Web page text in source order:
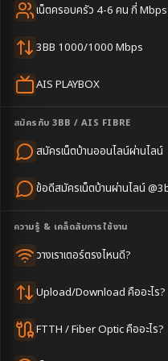
เน็ตครอบครัว 4-6 คน กี่
3BB 1000/1000 Mbps
AIS PLAYBOX
สมัครกับ 3BB / AIS FIBRE
สมัครเน็ตบ้านออนไลน์ผ่านไลน์
ข้อดีสมัครเน็ตบ้านผ่านไลน์
ความรู้ & เคล็ดลับการใช้งาน
วางเราเตอร์ตรงไหนดี?
Upload/Download คืออะไร?
FTTH / Fiber Optic คืออะไร?
ชุมชนท้องถิ่
16
2-3วันทำการ
500บาท/เดือน